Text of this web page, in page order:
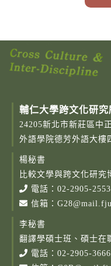
輔仁大學跨文化研究
24205新北市新莊區中
外語學院德芳外語大樓
楊秘書
比較文學與跨文化研究
電話： 02-2905-2553
信箱：
李秘書
翻譯學碩士班、碩士在
電話： 02-2905-3666